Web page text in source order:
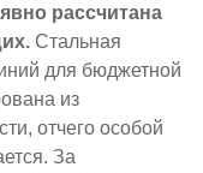
рассчитана
Стальная
для бюджетной
из
отчего особой
За